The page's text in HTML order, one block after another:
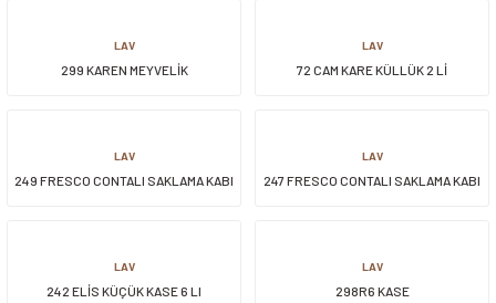
LAV
299 KAREN MEYVELİK
LAV
72 CAM KARE KÜLLÜK 2 Lİ
LAV
249 FRESCO CONTALI SAKLAMA KABI
LAV
247 FRESCO CONTALI SAKLAMA KABI
LAV
242 ELİS KÜÇÜK KASE 6 LI
LAV
298R6 KASE